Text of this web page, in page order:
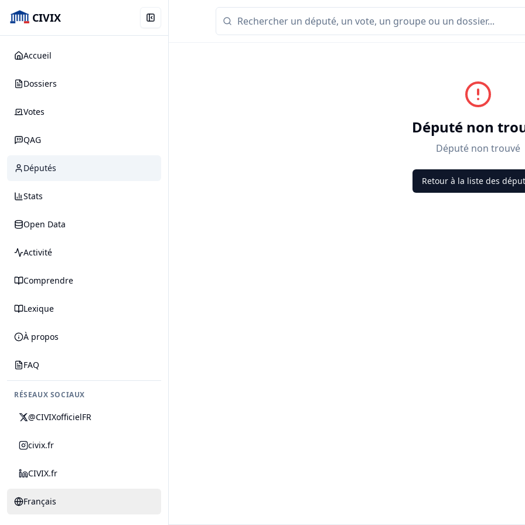
CIVIX
Accueil
Dossiers
Votes
QAG
Députés
Stats
Open Data
Activité
Comprendre
Lexique
À propos
FAQ
RÉSEAUX SOCIAUX
@CIVIXofficielFR
civix.fr
CIVIX.fr
Français
Député non
Député non trouvé
Retour à la liste des